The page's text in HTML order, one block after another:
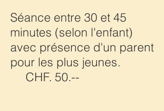
Séance entre 30 et 45
minutes (selon l'enfant)
avec présence d'un parent
pour les plus jeunes.
CHF. 50.--